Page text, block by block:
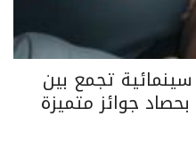
تجمع بين
بحصاد جوائز متميزة